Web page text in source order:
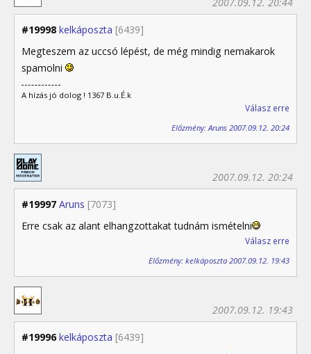
#19998 kelkáposzta [6439]
2007.09.12. 20:44
Megteszem az uccsó lépést, de még mindig nemakarok
spamolni
A hízás jó dolog ! 1367 B.u.É.k
Válasz erre
Előzmény: Aruns 2007.09.12. 20:24
#19997 Aruns [7073]
2007.09.12. 20:24
Erre csak az alant elhangzottakat tudnám ismételni
Válasz erre
Előzmény: kelkáposzta 2007.09.12. 19:43
#19996 kelkáposzta [6439]
2007.09.12. 19:43